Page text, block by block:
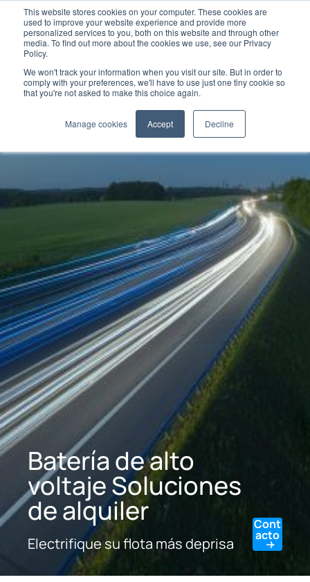
This website stores cookies on your computer. These cookies are
used to improve your website experience and provide more
personalized services to you, both on this website and through other
media. To find out more about the cookies we use, see our Privacy
Policy.
We won't track your information when you visit our site. But in order to
comply with your preferences, we'll have to use just one tiny cookie so
that you're not asked to make this choice again.
Manage cookies Accept Decline
Batería de alto
voltaje Soluciones
de alquiler
Electrifique su flota más deprisa
Cont
acto